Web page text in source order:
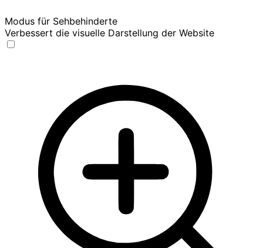
Modus für Sehbehinderte
Verbessert die visuelle Darstellung der Website